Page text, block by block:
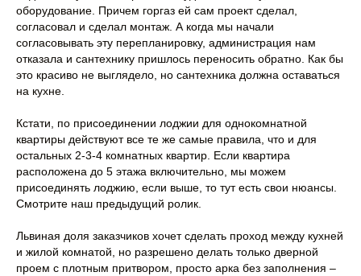
оборудование. Причем горгаз ей сам проект сделал,
согласовал и сделал монтаж. А когда мы начали
согласовывать эту перепланировку, администрация нам
отказала и сантехнику пришлось переносить обратно. Как бы
это красиво не выглядело, но сантехника должна оставаться
на кухне.
Кстати, по присоединении лоджии для однокомнатной
квартиры действуют все те же самые правила, что и для
остальных 2-3-4 комнатных квартир. Если квартира
расположена до 5 этажа включительно, мы можем
присоединять лоджию, если выше, то тут есть свои нюансы.
Смотрите наш предыдущий ролик.
Львиная доля заказчиков хочет сделать проход между кухней
и жилой комнатой, но разрешено делать только дверной
проем с плотным притвором, просто арка без заполнения –